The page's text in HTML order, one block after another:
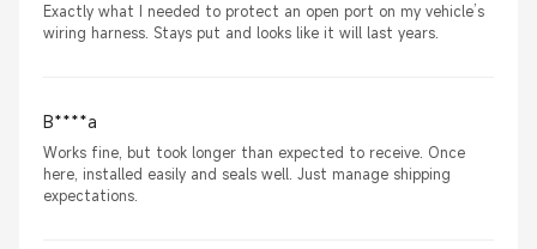
Exactly what I needed to protect an open port on my vehicle’s
wiring harness. Stays put and looks like it will last years.
B****a
Works fine, but took longer than expected to receive. Once
here, installed easily and seals well. Just manage shipping
expectations.